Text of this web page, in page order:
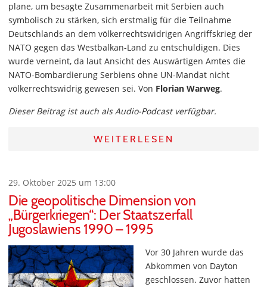
plane, um besagte Zusammenarbeit mit Serbien auch
symbolisch zu stärken, sich erstmalig für die Teilnahme
Deutschlands an dem völkerrechtswidrigen Angriffskrieg der
NATO gegen das Westbalkan-Land zu entschuldigen. Dies
wurde verneint, da laut Ansicht des Auswärtigen Amtes die
NATO-Bombardierung Serbiens ohne UN-Mandat nicht
völkerrechtswidrig gewesen sei. Von Florian Warweg.
Dieser Beitrag ist auch als Audio-Podcast verfügbar.
WEITERLESEN
29. Oktober 2025 um 13:00
Die geopolitische Dimension von
„Bürgerkriegen“: Der Staatszerfall
Jugoslawiens 1990 – 1995
Vor 30 Jahren wurde das
Abkommen von Dayton
geschlossen. Zuvor hatten